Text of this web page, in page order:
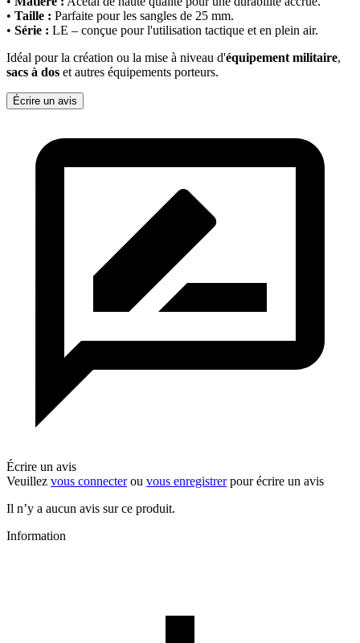
• Taille : Parfaite pour les sangles de 25 mm.
• Série : LE – conçue pour l'utilisation tactique et en plein air.
Idéal pour la création ou la mise à niveau d'équipement militaire,
sacs à dos et autres équipements porteurs.
Écrire un avis
Écrire un avis
Veuillez vous connecterou vous enregistrerpour écrire un avis
Il n’y a aucun avis sur ce produit.
Information